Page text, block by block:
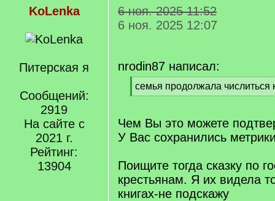
KoLenka
Питерская я
Сообщений:
2919
На сайте с
2021 г.
Рейтинг:
13904
6 ноя. 2025 11:52
6 ноя. 2025 12:07
nrodin87 написал:
[
q
семья продолжала числиться
[
q
]
Чем Вы это можете
У Вас сохранились
Поищите тогда сказку по
крестьянам. Я их видела
книгах-не подскажу